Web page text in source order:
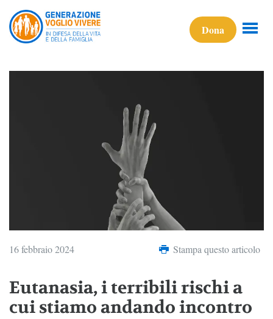
Dona
16 febbraio 2024 Stampa questo articolo
Eutanasia, i terribili rischi a
cui stiamo andando incontro